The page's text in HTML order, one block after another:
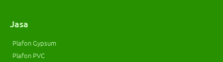
Jasa
Plafon Gypsum
Plafon PVC